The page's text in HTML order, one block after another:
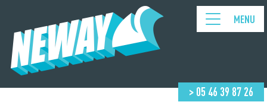
> 05 46 39 87 26
MENU